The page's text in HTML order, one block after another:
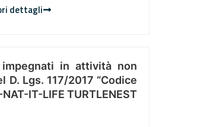
dettagli
in attività non
Lgs. 117/2017 “Codice
IT-LIFE TURTLENEST